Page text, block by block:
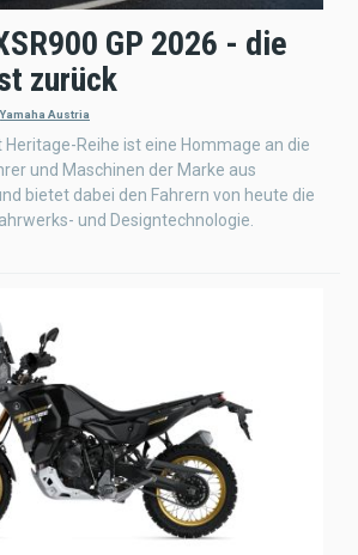
GP 2026 - die
zurück
Yamaha Austria
Heritage-Reihe ist eine Hommage an die
und Maschinen der Marke aus
bietet dabei den Fahrern von heute die
und Designtechnologie.